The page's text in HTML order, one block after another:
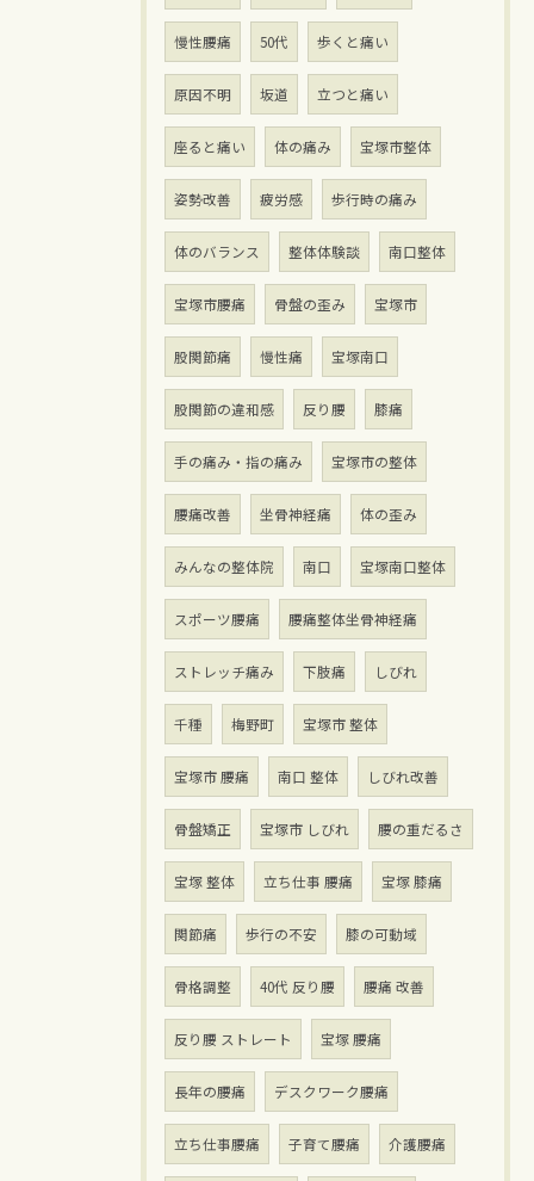
慢性腰痛 50代 歩くと痛い
原因不明 坂道 立つと痛い
座ると痛い 体の痛み 宝塚市整体
姿勢改善 疲労感 歩行時の痛み
体のバランス 整体体験談 南口整体
宝塚市腰痛 骨盤の歪み 宝塚市
股関節痛 慢性痛 宝塚南口
股関節の違和感 反り腰 膝痛
手の痛み・指の痛み 宝塚市の整体
腰痛改善 坐骨神経痛 体の歪み
みんなの整体院 南口 宝塚南口整体
スポーツ腰痛 腰痛整体坐骨神経痛
ストレッチ痛み 下肢痛 しびれ
千種 梅野町 宝塚市 整体
宝塚市 腰痛 南口 整体 しびれ改善
骨盤矯正 宝塚市 しびれ 腰の重だるさ
宝塚 整体 立ち仕事 腰痛 宝塚 膝痛
関節痛 歩行の不安 膝の可動域
骨格調整 40代 反り腰 腰痛 改善
反り腰 ストレート 宝塚 腰痛
長年の腰痛 デスクワーク腰痛
立ち仕事腰痛 子育て腰痛 介護腰痛